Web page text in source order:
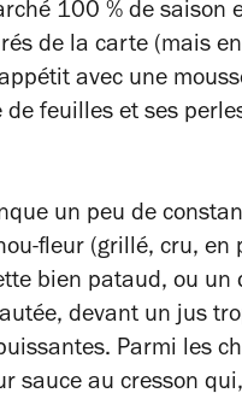
100 % de saison
de la carte (mais
avec une
de feuilles et ses
un peu de
fleur (grillé, cru, en
bien pataud, ou un
devant un jus
Parmi les
sauce au cresson